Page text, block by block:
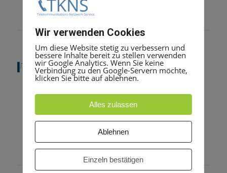
optiset E conference
Bedienungsanleitung
optiset E conference (Hipath 3000,
Hicom 150) Bedienungsanleitung
Wir verwenden Cookies
Um diese Website stetig zu verbessern und
bessere Inhalte bereit zu stellen verwenden
wir Google Analytics. Wenn Sie keine
Verbindung zu den Google-Servern möchte,
klicken Sie bitte auf ablehnen.
Alles zulassen
Ablehnen
Einzeln bestätigen